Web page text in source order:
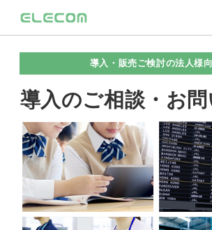
導入・販売ご検討の法人様
導入のご相談・お